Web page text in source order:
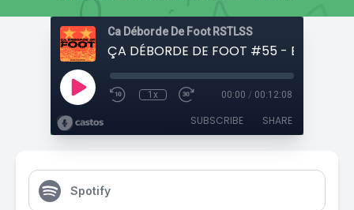
Ca Déborde De Foot RSTLSS
1x 00:00 / 00:12:08
SUBSCRIBE SHARE
Spotify